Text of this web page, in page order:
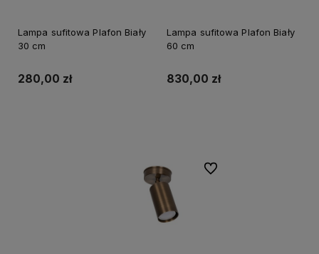
Lampa sufitowa Plafon Biały
30 cm
280,00 zł
Lampa sufitowa Plafon Biały
60 cm
830,00 zł
Do ulubionych